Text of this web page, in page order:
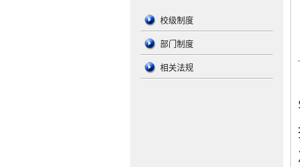
校级制度
部门制度
相关法规